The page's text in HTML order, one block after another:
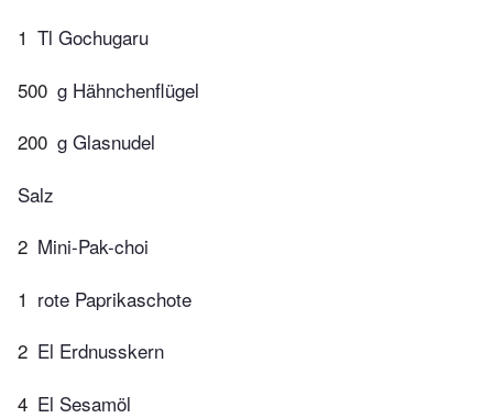
1 Tl Gochugaru
500 g Hähnchenflügel
200 g Glasnudel
Salz
2 Mini-Pak-choi
1 rote Paprikaschote
2 El Erdnusskern
4 El Sesamöl